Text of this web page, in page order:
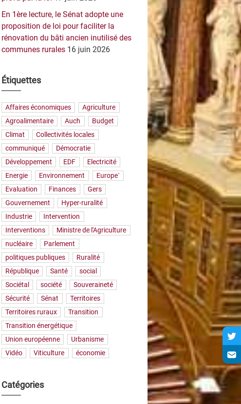
En 1ère lecture, le Sénat adopte une
proposition de loi pour faciliter la
rénovation du bâti ancien inutilisé des
communes rurales 16 juin 2026
Étiquettes
Affaires économiques
Agriculture
Agroalimentaire
Auch
Budget
Climat
Collectivités locales
communiqué
Démocratie
Développement
EDF
Electricité
Energie
Environnement
Europe`
Evaluation
Finances
Gers
Gouvernement
Hyper-ruralité
Industrie
Intervention
Interventions
Ministre de l'Agriculture
nucléaire
Parlement
politiques publiques
Ruralité
République
Santé
social
Sociétal
société
Souveraineté
Sécurité
Sénat
Territoires
Territoires ruraux
Transition
Transition énergétique
Union européenne
Urbanisme
Vidéo
Viticulture économie
Catégories